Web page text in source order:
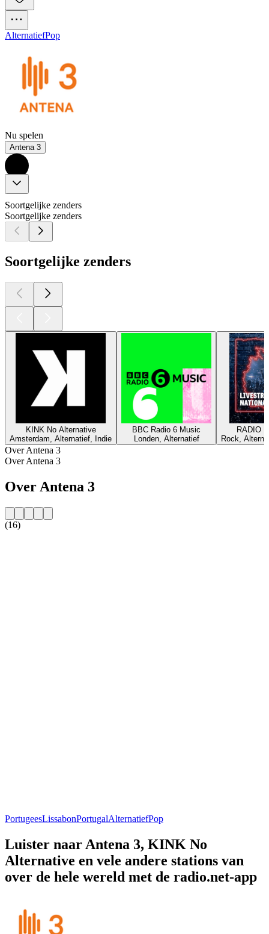
AlternatiefPop
Nu spelen
Antena 3
Soortgelijke zenders
Soortgelijke zenders
Soortgelijke zenders
KINK No Alternative
Amsterdam, Alternatief, Indie
BBC Radio 6 Music
Londen, Alternatief
RADIO
Rock,
Over Antena 3
Over Antena 3
Over Antena 3
(16)
PortugeesLissabonPortugalAlternatiefPop
Luister naar Antena 3, KINK No
Alternative en vele andere stations van
over de hele wereld met de radio.net-app